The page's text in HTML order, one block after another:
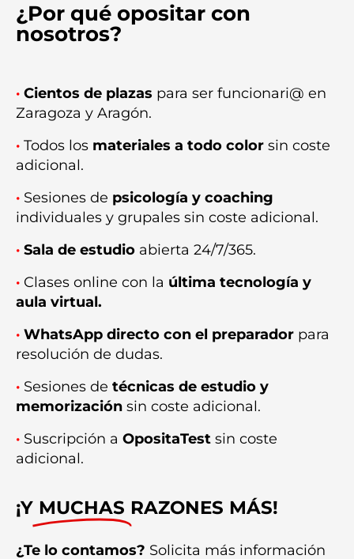
¿Por qué opositar con
nosotros?
· Cientos de plazas para ser funcionari@ en
Zaragoza y Aragón.
· Todos los materiales a todo color sin coste
adicional.
· Sesiones de psicología y coaching
individuales y grupales sin coste adicional.
· Sala de estudio abierta 24/7/365.
· Clases online con la última tecnología y
aula virtual.
· WhatsApp directo con el preparador para
resolución de dudas.
· Sesiones de técnicas de estudio y
memorización sin coste adicional.
· Suscripción a OpositaTest sin coste
adicional.
¡Y MUCHAS RAZONES MÁS!
¿Te lo contamos? Solicita más información